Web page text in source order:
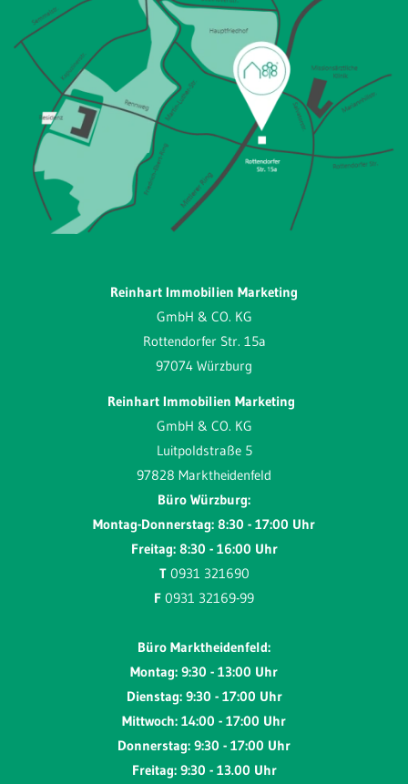
Reinhart Immobilien Marketing
GmbH & CO. KG
Rottendorfer Str. 15a
97074 Würzburg
Reinhart Immobilien Marketing
GmbH & CO. KG
Luitpoldstraße 5
97828 Marktheidenfeld
Büro Würzburg:
Montag-Donnerstag: 8:30 - 17:00 Uhr
Freitag: 8:30 - 16:00 Uhr
T 0931 321690
F 0931 32169-99
Büro Marktheidenfeld:
Montag: 9:30 - 13:00 Uhr
Dienstag: 9:30 - 17:00 Uhr
Mittwoch: 14:00 - 17:00 Uhr
Donnerstag: 9:30 - 17:00 Uhr
Freitag: 9:30 - 13.00 Uhr